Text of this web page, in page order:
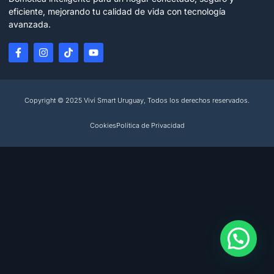
eficiente, mejorando tu calidad de vida con tecnología
avanzada.
Copyright © 2025 Viví Smart Uruguay, Todos los derechos reservados.
CookiesPolítica de Privacidad